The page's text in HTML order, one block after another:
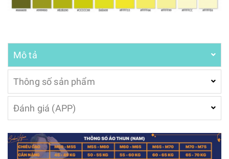
Mô tả
Thông số sản phẩm
Đánh giá (APP)